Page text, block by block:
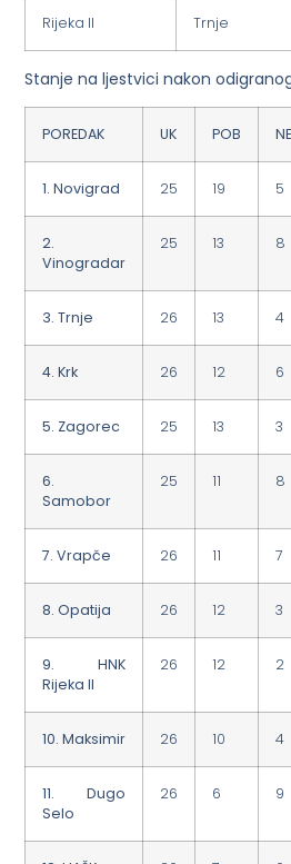
Rijeka II Trnje
Stanje na ljestvici nakon
POREDAK UK POB
1. Novigrad 25 19 5
2.
Vinogradar
25 13 8
3. Trnje 26 13 4
4. Krk 26 12 6
5. Zagorec 25 13 3
6.
Samobor
25 11 8
7. Vrapče 26 11 7
8. Opatija 26 12 3
9. HNK
Rijeka II
26 12 2
10. Maksimir 26 10 4
11.Dugo
Selo
26 6 9